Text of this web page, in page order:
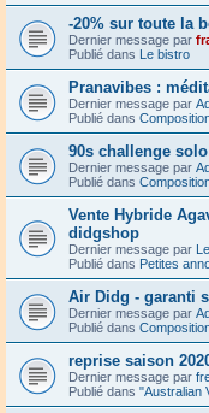
-20% sur toute la
Dernier message par
Publié dans Le bistro
Pranavibes :
Dernier message par
Publié dans
90s challenge solo
Dernier message par
Publié dans
Vente Hybride
didgshop
Dernier message par
Publié dans Petites
Air Didg - garanti
Dernier message par
Publié dans
reprise saison
Dernier message par
Publié dans "Australian